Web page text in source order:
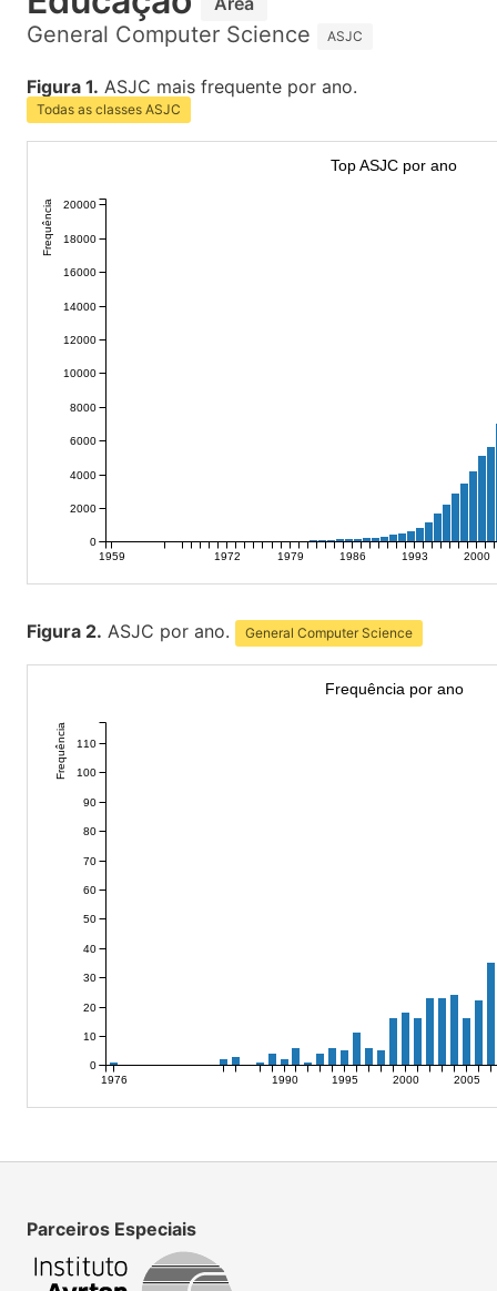
General Computer Science ASJC
Figura 1. ASJC mais frequente por ano.
Todas as classes ASJC
1959 1972 1979 1986 1993 2000
Frequência
0
2000
4000
6000
8000
10000
12000
14000
16000
18000
20000
Top ASJC por ano
Figura 2. ASJC por ano. General Computer Science
1976 1990 1995 2000 2005
Frequência
0
10
20
30
40
50
60
70
80
90
100
110
Frequência por ano
Parceiros Especiais